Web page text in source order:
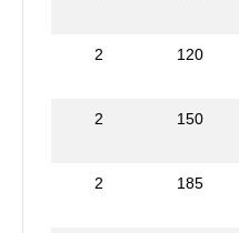
2 120
2 150
2 185